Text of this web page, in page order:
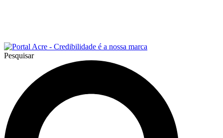
Pesquisar